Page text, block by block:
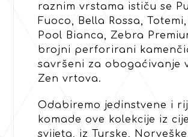
raznim vrstama ističu se
Fuoco, Bella Rossa,
Pool Bianca, Zebra
brojni perforirani
savršeni za obogaćivanje
Zen vrtova.
Odabiremo jedinstvene i
komade ove kolekcije iz
svijeta, iz Turske,